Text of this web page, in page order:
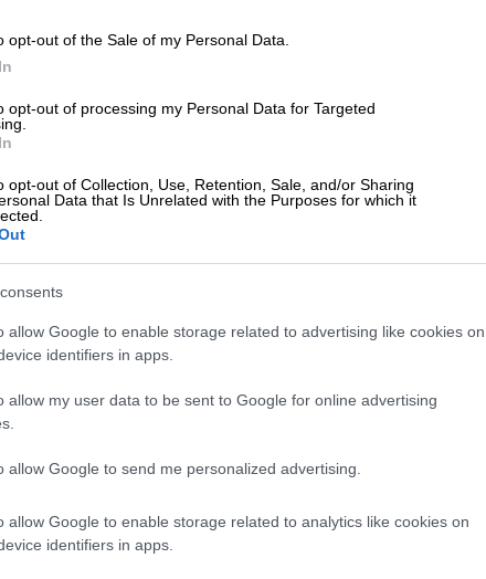
opt-out of the Sale of my Personal Data.
opt-out of processing my Personal Data for Targeted
opt-out of Collection, Use, Retention, Sale, and/or Sharing
Data that Is Unrelated with the Purposes for which it
allow Google to enable storage related to advertising like cookies on
identifiers in apps.
allow my user data to be sent to Google for online advertising
allow Google to send me personalized advertising.
allow Google to enable storage related to analytics like cookies on
identifiers in apps.
Καστοριάς
σκύλος ανίχνευσης εκρηκτικών ουσιών
Ασφάλειας Καστοριάς, μαζί με
να πληροφορηθούν για την
τις απορίες τους και
του. Ταυτόχρονα, οαστυνομικός-
στα οποία χρειάστηκε η
την αγάπη, την προστασία και την
ανθρώπους.
γνώρισαν τα πάντα για τον
μαζί του, ενώ ανανέωσαν το ραντεβού
ΕΘΝΟΣ θα παρεμβαίνει και τα προσβλητικά σχόλια θα